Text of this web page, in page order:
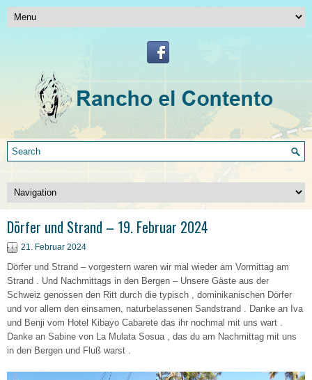
Dörfer und Strand – 19. Februar 2024
21. Februar 2024
Dörfer und Strand – vorgestern waren wir mal wieder am Vormittag am
Strand . Und Nachmittags in den Bergen – Unsere Gäste aus der
Schweiz genossen den Ritt durch die typisch , dominikanischen Dörfer
und vor allem den einsamen, naturbelassenen Sandstrand . Danke an Iva
und Benji vom Hotel Kibayo Cabarete das ihr nochmal mit uns wart .
Danke an Sabine von La Mulata Sosua , das du am Nachmittag mit uns
in den Bergen und Fluß warst .